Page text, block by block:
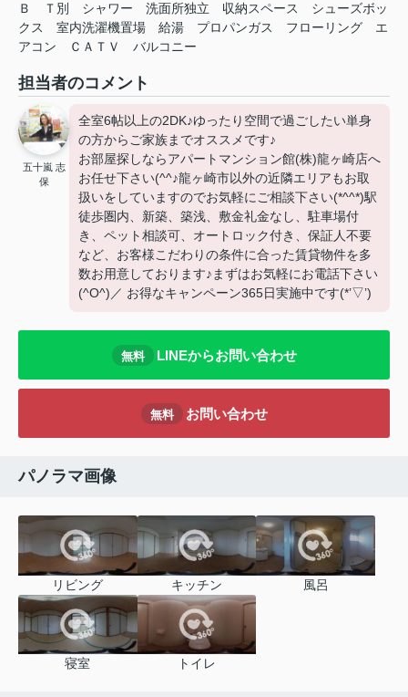
Ｂ Ｔ別 シャワー 洗面所独立 収納スペース
シューズボッ
クス
室内洗濯機置場 給湯 プロパンガス フローリング
エ
アコン
ＣＡＴＶ バルコニー
担当者のコメント
五十嵐 志
保
全室6帖以上の2DK♪ゆったり空間で過ごしたい単身
の方からご家族までオススメです♪
お部屋探しならアパートマンション館(株)龍ヶ崎店へ
お任せ下さい(^^♪龍ヶ崎市以外の近隣エリアもお取
扱いをしていますのでお気軽にご相談下さい(*^^*)駅
徒歩圏内、新築、築浅、敷金礼金なし、駐車場付
き、ペット相談可、オートロック付き、保証人不要
など、お客様こだわりの条件に合った賃貸物件を多
数お用意しております♪まずはお気軽にお電話下さい
(^O^)／ お得なキャンペーン365日実施中です(*’▽’)
無料 LINEからお問い合わせ
無料 お問い合わせ
パノラマ画像
リビング キッチン 風呂
寝室 トイレ